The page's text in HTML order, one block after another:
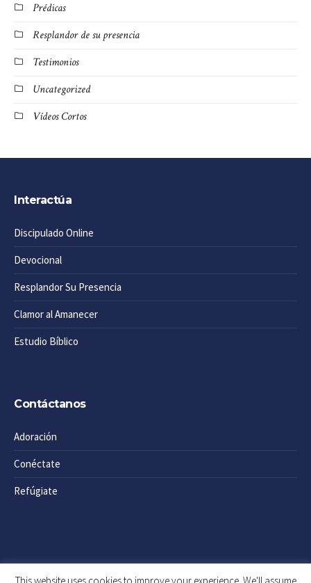
Prédicas
Resplandor de su presencia
Testimonios
Uncategorized
Vídeos Cortos
Interactúa
Discipulado Online
Devocional
Resplandor Su Presencia
Clamor al Amanecer
Estudio Bíblico
Contáctanos
Adoración
Conéctate
Refúgiate
This website uses cookies to improve your experience. We'll assume